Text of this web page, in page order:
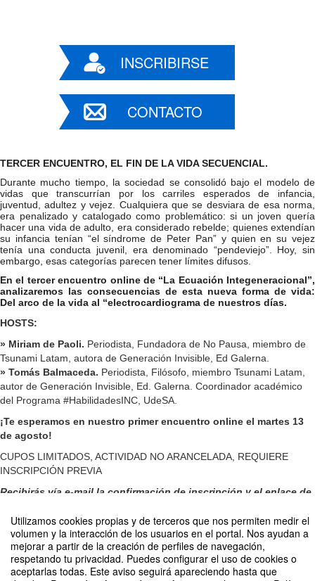
Utilizamos cookies propias y de terceros que nos permiten medir el
volumen y la interacción de los usuarios en el portal. Nos ayudan a
mejorar a partir de la creación de perfiles de navegación,
respetando tu privacidad. Puedes configurar el uso de cookies o
aceptarlas todas. Este aviso seguirá apareciendo hasta que
INSCRIBIRSE
CONTACTO
TERCER ENCUENTRO, EL FIN DE LA VIDA SECUENCIAL.
Durante mucho tiempo, la sociedad se consolidó bajo el modelo de
vidas que transcurrían por los carriles esperados de infancia,
juventud, adultez y vejez. Cualquiera que se desviara de esa norma,
era penalizado y catalogado como problemático: si un joven quería
hacer una vida de adulto, era considerado rebelde; quienes extendían
su infancia tenían “el síndrome de Peter Pan” y quien en su vejez
tenía una conducta juvenil, era denominado “pendeviejo”. Hoy, sin
embargo, esas categorías parecen tener límites difusos.
En el tercer encuentro online de “La Ecuación Integeneracional”,
analizaremos las consecuencias de esta nueva forma de vida:
Del arco de la vida al “electrocardiograma de nuestros días.
HOSTS:
» Miriam de Paoli. Periodista, Fundadora de No Pausa, miembro de
Tsunami Latam, autora de Generación Invisible, Ed Galerna.
» Tomás Balmaceda. Periodista, Filósofo, miembro Tsunami Latam,
autor de Generación Invisible, Ed. Galerna. Coordinador académico
del Programa #HabilidadesINC, UdeSA.
¡Te esperamos en nuestro primer encuentro online el martes 13
de agosto!
CUPOS LIMITADOS, ACTIVIDAD NO ARANCELADA, REQUIERE
INSCRIPCIÓN PREVIA
Recibirás vía e-mail la confirmación de inscripción y el enlace de